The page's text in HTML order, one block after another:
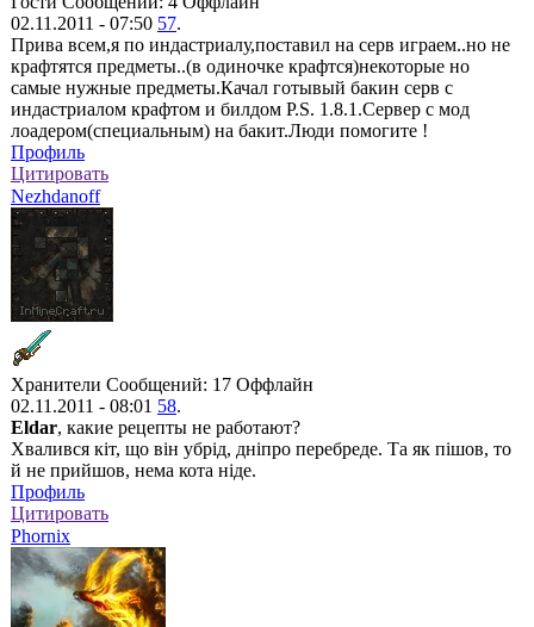
02.11.2011 - 07:50 57.
Прива всем,я по индастриалу,поставил на серв играем..но не
крафтятся предметы..(в одиночке крафтся)некоторые но
самые нужные предметы.Качал готывый бакин серв с
индастриалом крафтом и билдом P.S. 1.8.1.Сервер с мод
лоадером(специальным) на бакит.Люди помогите !
Профиль
Цитировать
Nezhdanoff
Хранители Сообщений: 17 Оффлайн
02.11.2011 - 08:01 58.
Eldar, какие рецепты не работают?
Хвалився кiт, що вiн убрiд, днiпро перебреде. Та як пiшов, то
й не прийшов, нема кота нiде.
Профиль
Цитировать
Phornix